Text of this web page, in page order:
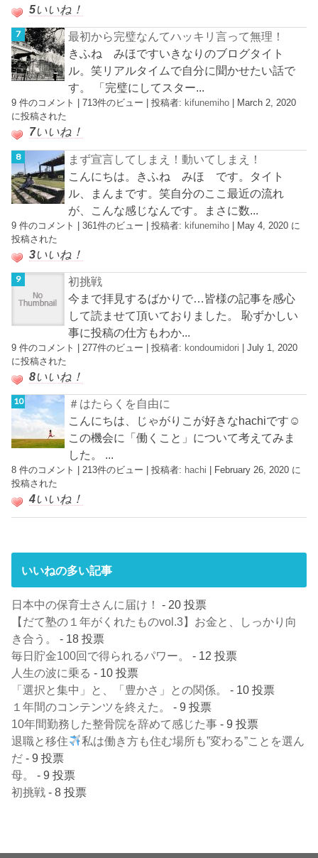
5いいね！
最初から完璧なんてハッキリ言って無理！
きふね みほですいきなりのブログタイト
ル。笑リアルタイムで自分に聞かせたい話で
す。 「完璧にしてスター...
9 件のコメント |713件のビュー |投稿者: kifunemiho
March 2, 2020
に投稿された
7いいね！
まず宣言してしまえ！動いてしまえ！
こんにちは。きふね みほ です。タイト
ル、まんまです。笑自分のここ最近の流れ
が、こんな感じなんです。まさに数...
9 件のコメント |361件のビュー |投稿者: kifunemiho | May 4, 2020 に
投稿された
3いいね！
初挑戦
今まで拝見するばかりで…皆様の記事を感心
して読ませて頂いておりました。 恥ずかしい
事に投稿の仕方もわか...
9 件のコメント 277件のビュー |投稿者: kondoumidori |July 1, 2020
に投稿された
8いいね！
＃はたらくを自由に
こんにちは、じゃがりこが好きなhachiです☺︎
この機会に「働くこと」について考えてみま
した。 ...
8 件のコメント |213件のビュー |投稿者: hachi
February 26, 2020 に
投稿された
4いいね！
いいねの多い記事
日本中の保育士さんに届け！
- 20 投票
【だて塾の１年がくれたものvol.3】お金と、しっかり向
き合う。
- 18 投票
毎日貯金100回で得られるパワー。
- 12 投票
人生の波に乗る - 10 投票
「選択と集中」と、「豊かさ」との関係。
- 10 投票
１年間のコンテンツを終えた。
- 9 投票
10年間勤務した整骨院を辞めて感じた事 - 9 投票
退職と移住
私は働き方も住む場所も”変わる”ことを選ん
だ - 9 投票
母。
- 9 投票
初挑戦 - 8 投票